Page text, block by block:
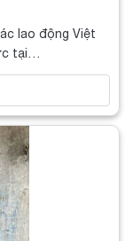
lao động Việt
tại…